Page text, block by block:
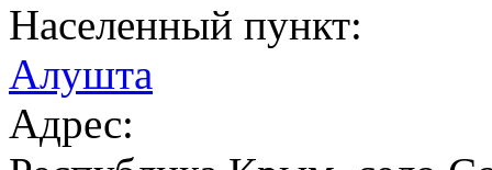
Населенный пункт:
Алушта
Адрес: